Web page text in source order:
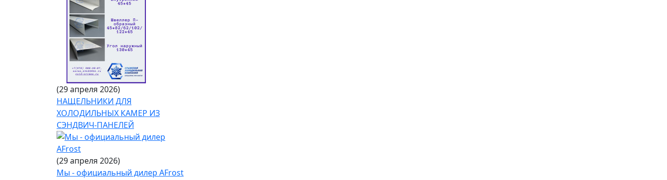
(29 апреля 2026)
НАЩЕЛЬНИКИ ДЛЯ
ХОЛОДИЛЬНЫХ КАМЕР ИЗ
СЭНДВИЧ-ПАНЕЛЕЙ
(29 апреля 2026)
Мы - официальный дилер AFrost